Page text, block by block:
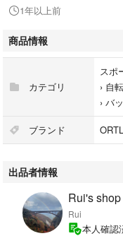
メーカーに対応しています。
*********************************
数年前に購入しほとんど使
使いやすい白色です。 1回
目立った傷汚れ等はありま
#自転車
#パニアバック
1年以上前
商品情報
カテゴリ
スポ
› 自
› バ
ブランド
出品者情報
Rui's shop
Rui
本人確認